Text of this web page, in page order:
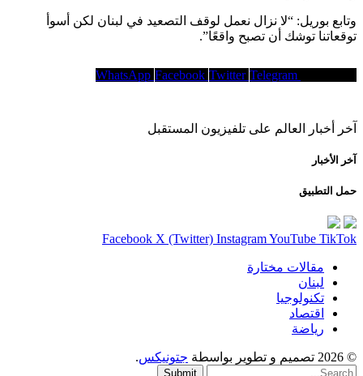
وتابع بوريل: “لا نزال نعمل لوقف التصعيد في لبنان لكن أسوأ
توقعاتنا توشك أن تصبح واقعًا”.
WhatsApp Facebook Twitter Telegram
آخر أخبار العالم على تلفيزيون المستقبل
آخر الأخبار
حمل التطبيق
Facebook X (Twitter) InstagramYouTube TikTok
مقالات مختارة
لبنان
تكنولوجيا
اقتصاد
رياضة
© 2026 تصميم و تطوير بواسطة جتونيكس.
Submit